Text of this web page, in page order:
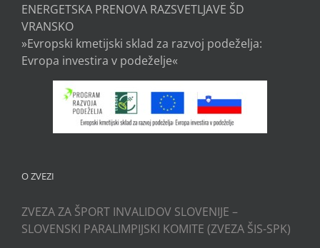
ENERGETSKA PRENOVA RAZSVETLJAVE ŠD
VRANSKO
»Evropski kmetijski sklad za razvoj podeželja:
Evropa investira v podeželje«
O ZVEZI
ZVEZA ZA ŠPORT INVALIDOV SLOVENIJE –
SLOVENSKI PARALIMPIJSKI KOMITE (ZVEZA ŠIS-SPK)